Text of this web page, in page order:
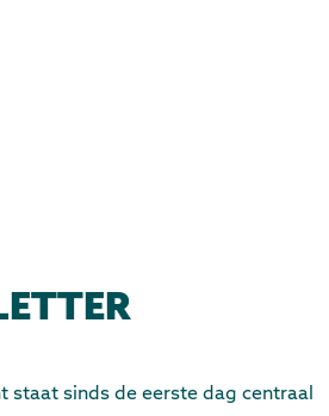
staat sinds de eerste dag centraal